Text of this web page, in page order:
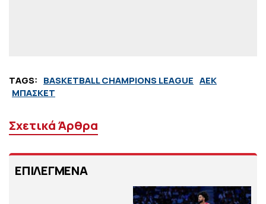
TAGS: BASKETBALL CHAMPIONS LEAGUE ΑΕΚ
ΜΠΑΣΚΕΤ
Σχετικά Άρθρα
ΕΠΙΛΕΓΜΕΝΑ